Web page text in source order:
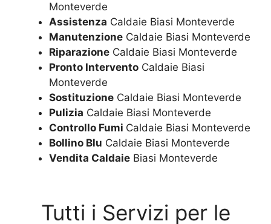
Monteverde
Assistenza Caldaie Biasi Monteverde
Manutenzione Caldaie Biasi Monteverde
Riparazione Caldaie Biasi Monteverde
Pronto Intervento Caldaie Biasi
Monteverde
Sostituzione Caldaie Biasi Monteverde
Pulizia Caldaie Biasi Monteverde
Controllo Fumi Caldaie Biasi Monteverde
Bollino Blu Caldaie Biasi Monteverde
Vendita Caldaie Biasi Monteverde
Tutti i Servizi per le